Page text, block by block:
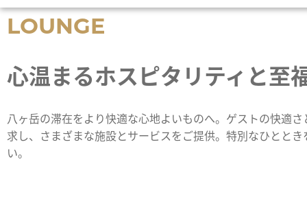
LOUNGE
心温まるホスピタリティと至
八ヶ岳の滞在をより快適な心地よいものへ。ゲストの快適さ
求し、さまざまな施設とサービスをご提供。特別なひととき
い。